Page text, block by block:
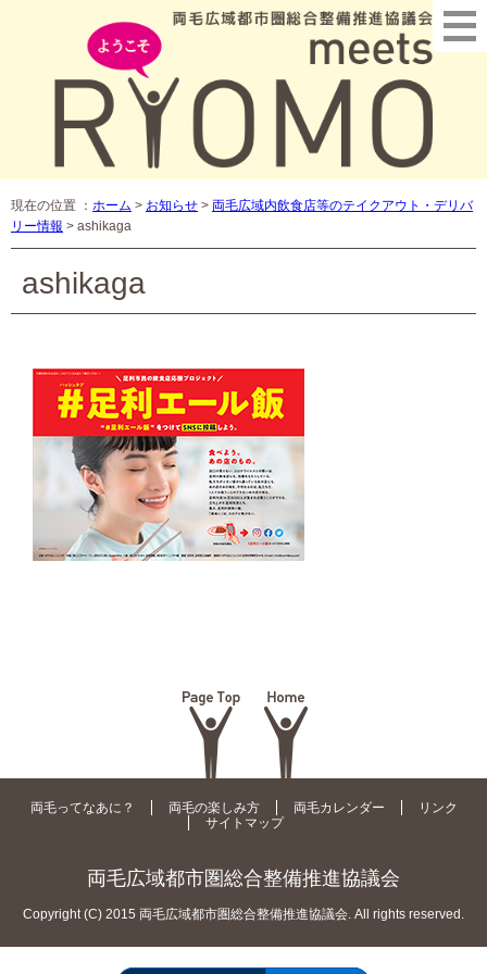
現在の位置 ： ホーム > お知らせ > 両毛広域内飲食店等のテイクアウト・デリバ
リー情報 > ashikaga
ashikaga
両毛ってなあに？ 両毛の楽しみ方 両毛カレンダー
リンク
サイトマップ
両毛広域都市圏総合整備推進協議会
Copyright (C) 2015 両毛広域都市圏総合整備推進協議会. All rights reserved.